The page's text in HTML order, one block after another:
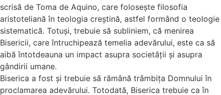
scrisă de Toma de Aquino, care folosește filosofia
aristoteliană în teologia creștină, astfel formând o teologie
sistematică. Totuși, trebuie să subliniem, că menirea
Bisericii, care întruchipează temelia adevărului, este ca să
aibă întotdeauna un impact asupra societății și asupra
gândirii umane.
Biserica a fost și trebuie să rămână trâmbița Domnului în
proclamarea adevărului. Totodată, Biserica trebuie ca în